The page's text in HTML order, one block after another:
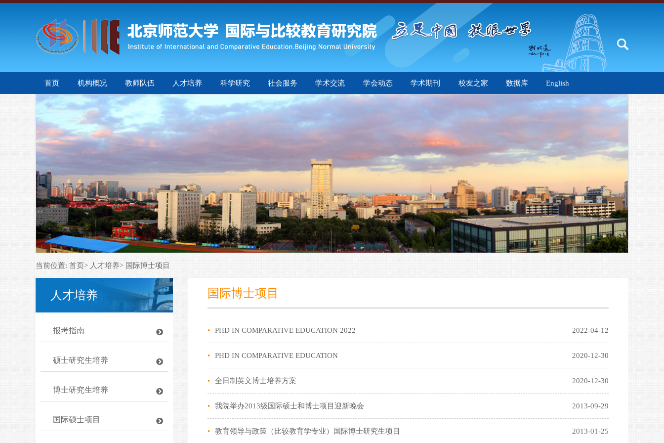
首页 机构概况 教师队伍 人才培养 科学研究 社会服务 学术交流 学会动态 学术期刊 校友之家 数据库 English
当前位置: 首页> 人才培养> 国际博士项目
人才培养
报考指南
硕士研究生培养
博士研究生培养
国际硕士项目
国际博士项目
• PHD IN COMPARATIVE EDUCATION 2022 2022-04-12
• PHD IN COMPARATIVE EDUCATION 2020-12-30
• 全日制英文博士培养方案 2020-12-30
• 我院举办2013级国际硕士和博士项目迎新晚会 2013-09-29
• 教育领导与政策（比较教育学专业）国际博士研究生项目 2013-01-25